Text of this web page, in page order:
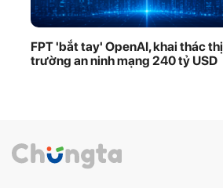
FPT 'bắt tay' OpenAI, khai thác thị
trường an ninh mạng 240 tỷ USD